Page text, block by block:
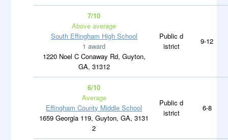
7/10
Above average
South Effingham High School
1 award
1220 Noel C Conaway Rd, Guyton,
GA, 31312
Public d
istrict
9-12
6/10
Average
Effingham County Middle School
1659 Georgia 119, Guyton, GA, 3131
2
Public d
istrict
6-8